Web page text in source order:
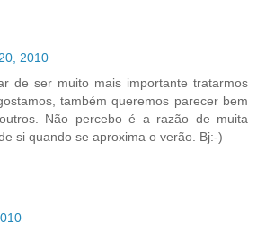
2010
de ser muito mais importante tratarmos
também queremos parecer bem
Não percebo é a razão de muita
si quando se aproxima o verão. Bj:-)